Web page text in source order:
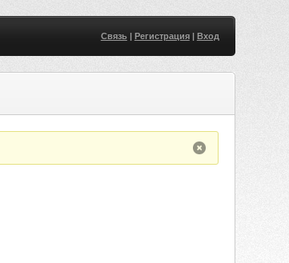
Связь| Регистрация| Вход